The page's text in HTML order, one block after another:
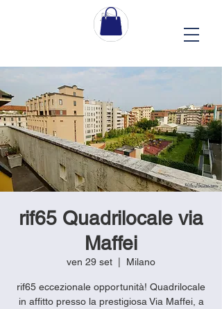
rif65 Quadrilocale via
Maffei
ven 29 set Milano
rif65 eccezionale opportunità! Quadrilocale
in affitto presso la prestigiosa Via Maffei, a